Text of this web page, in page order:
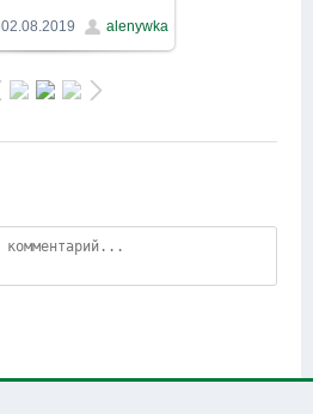
/ 123.2Kb
02.08.2019 alenywka